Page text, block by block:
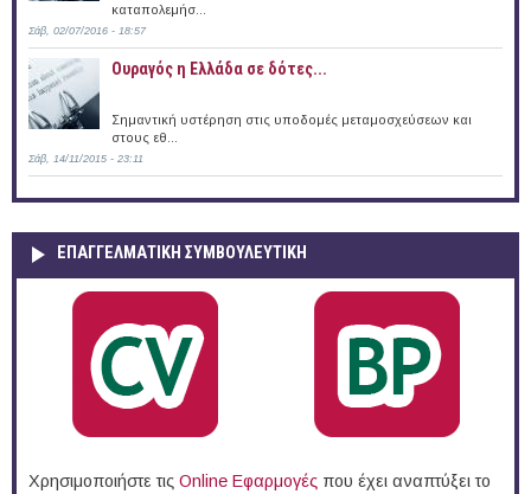
καταπολεμήσ...
Σάβ, 02/07/2016 - 18:57
Ουραγός η Ελλάδα σε δότες...
Σημαντική υστέρηση στις υποδομές μεταμοσχεύσεων και
στους εθ...
Σάβ, 14/11/2015 - 23:11
ΕΠΑΓΓΕΛΜΑΤΙΚΉ ΣΥΜΒΟΥΛΕΥΤΙΚΉ
Χρησιμοποιήστε τις Online Eφαρμογές που έχει αναπτύξει το